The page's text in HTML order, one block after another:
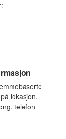
lokasjon,
telefon